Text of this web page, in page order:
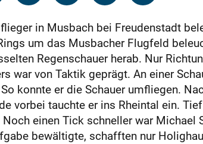
in Musbach bei Freudenstadt
um das Musbacher Flugfeld
Regenschauer herab. Nur
war von Taktik geprägt. An einer
konnte er die Schauer umfliegen.
vorbei tauchte er ins Rheintal ein.
einen Tick schneller war Michael
bewältigte, schafften nur